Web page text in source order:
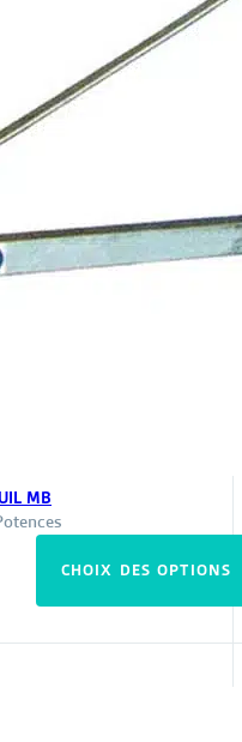
MB
CHOIX DES OPTIONS